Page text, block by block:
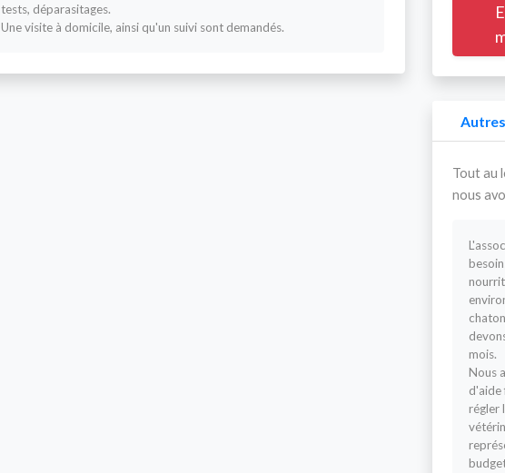
tests, déparasitages.
Une visite à domicile, ainsi qu'un suivi sont demandés.
Tout au
nous
mois.
Nous
d'aide
régler